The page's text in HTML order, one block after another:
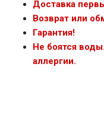
Доставка
Возврат или
Гарантия!
Не боятся
аллергии.